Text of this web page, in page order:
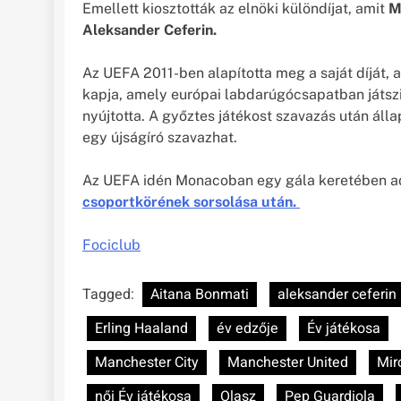
Emellett kiosztották az elnöki különdíjat, amit
Aleksander Ceferin.
Az UEFA 2011-ben alapította meg a saját
kapja, amely európai labdarúgócsapatban
nyújtotta. A győztes játékost szavazás után
egy újságíró szavazhat.
Az UEFA idén Monacoban egy gála keretében
csoportkörének sorsolása után.
Fociclub
Tagged: Aitana Bonmati
aleksander ceferin
Erling Haaland
év edzője
Év játékosa
Manchester City
Manchester United
női Év játékosa
Olasz Pep Guardiola